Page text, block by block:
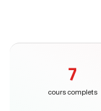
7
cours complets